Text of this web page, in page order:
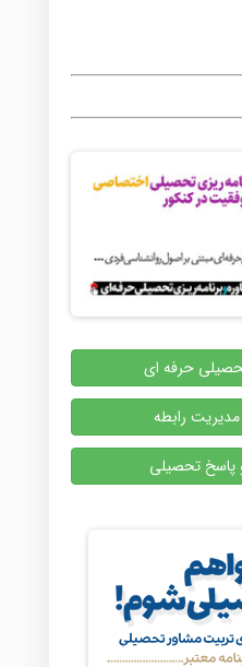
حرفه ای
رابطه
تحصیلی